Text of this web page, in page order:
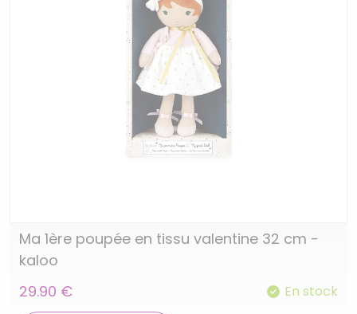
Ma 1ère poupée en tissu valentine 32 cm -
kaloo
29.90 €
En stock